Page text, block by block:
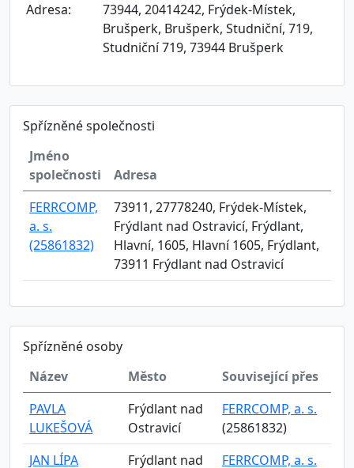
Adresa:
73944, 20414242, Frýdek-Místek,
Brušperk, Brušperk, Studniční, 719,
Studniční 719, 73944 Brušperk
Spřízněné společnosti
Jméno
společnosti
Adresa
FERRCOMP,
a. s.
(25861832)
73911, 27778240, Frýdek-Místek,
Frýdlant nad Ostravicí, Frýdlant,
Hlavní, 1605, Hlavní 1605, Frýdlant,
73911 Frýdlant nad Ostravicí
Spřízněné osoby
Název
Město
Související přes
PAVLA
LUKEŠOVÁ
Frýdlant nad
Ostravicí
FERRCOMP, a. s.
(25861832)
JAN LÍPA
Frýdlant nad
FERRCOMP, a. s.